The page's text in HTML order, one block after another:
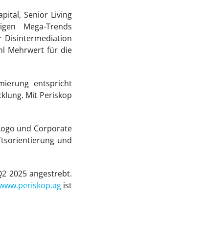
Senior Living
Mega-Trends
Disintermediation
Mehrwert für die
entspricht
Mit Periskop
und Corporate
und
2025 angestrebt.
ist